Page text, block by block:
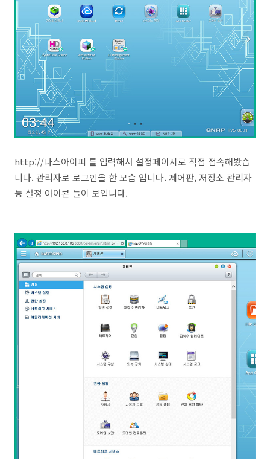
http://나스아이피 를 입력해서 설정페이지로 직접 접속해봤습
니다. 관리자로 로그인을 한 모습 입니다. 제어판, 저장소 관리자
등 설정 아이콘 들이 보입니다.